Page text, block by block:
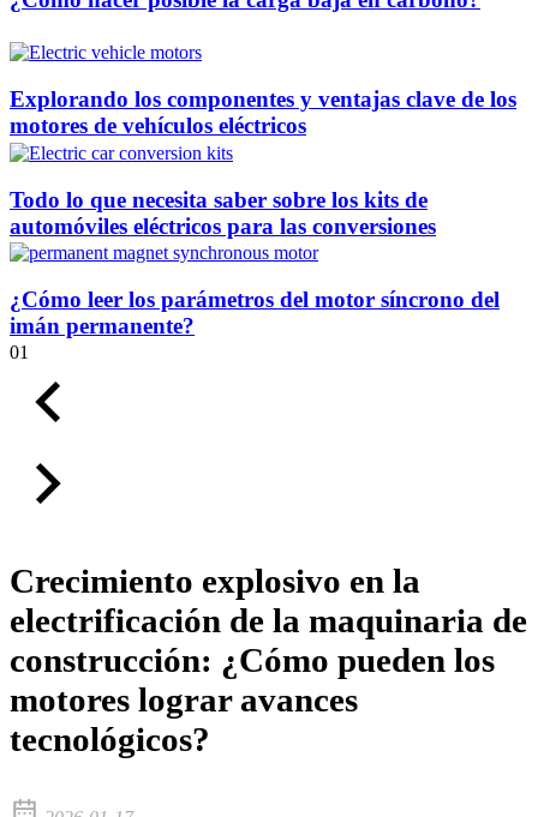
Explorando los componentes y ventajas clave de los
motores de vehículos eléctricos
Todo lo que necesita saber sobre los kits de
automóviles eléctricos para las conversiones
¿Cómo leer los parámetros del motor síncrono del
imán permanente?
01
Crecimiento explosivo en la
electrificación de la maquinaria de
construcción: ¿Cómo pueden los
motores lograr avances
tecnológicos?